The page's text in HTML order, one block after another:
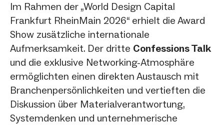
Im Rahmen der „World Design Capital
Frankfurt RheinMain 2026“ erhielt die Award
Show zusätzliche internationale
Aufmerksamkeit. Der dritte Confessions Talk
und die exklusive Networking-Atmosphäre
ermöglichten einen direkten Austausch mit
Branchenpersönlichkeiten und vertieften die
Diskussion über Materialverantwortung,
Systemdenken und unternehmerische